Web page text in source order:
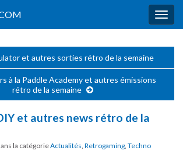
et autres sorties rétro de la semaine
à la Paddle Academy et autres émissions
rétro de la semaine
et autres news rétro de la
la catégorieActualités, Retrogaming, Techno